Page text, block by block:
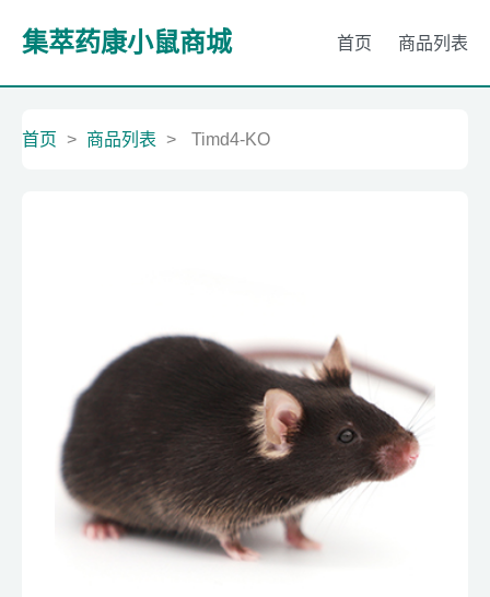
集萃药康小鼠商城 首页 商品列表
首页 > 商品列表 > Timd4-KO